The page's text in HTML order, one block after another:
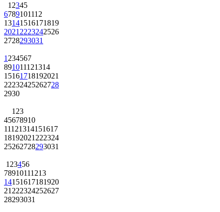
1 2345
6789101112
13141516171819
2021 2223242526
2728293031
1 234567
891011121314
15161718192021
22232425262728
2930
1 23
45678910
11121314151617
18192021 222324
25262728293031
1 23456
78910111213
14151617181920
21 222324252627
28293031